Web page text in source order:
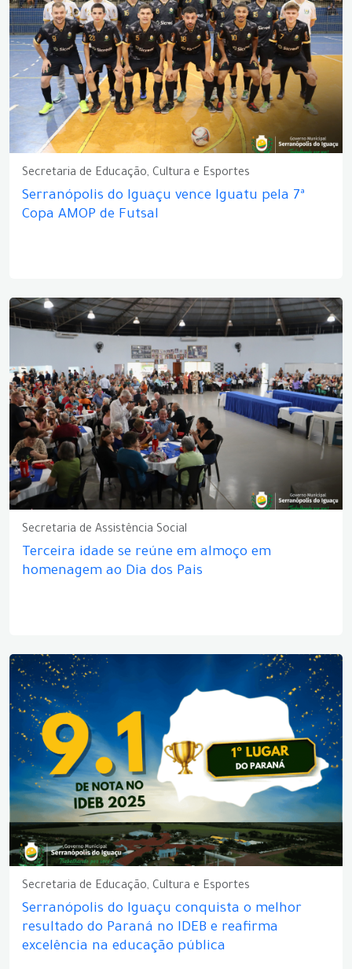
Secretaria de Educação, Cultura e Esportes
Serranópolis do Iguaçu vence Iguatu pela 7ª
Copa AMOP de Futsal
Secretaria de Assistência Social
Terceira idade se reúne em almoço em
homenagem ao Dia dos Pais
Secretaria de Educação, Cultura e Esportes
Serranópolis do Iguaçu conquista o melhor
resultado do Paraná no IDEB e reafirma
excelência na educação pública